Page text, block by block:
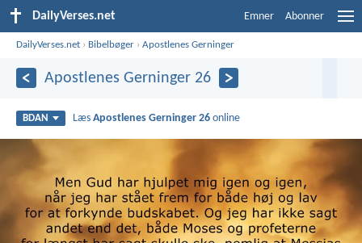
DailyVerses.net Emner Abonner
DailyVerses.net › Bibelbøger ›Apostlenes Gerninger
Apostlenes Gerninger 26
BDAN LæsApostlenes Gerninger 26 online